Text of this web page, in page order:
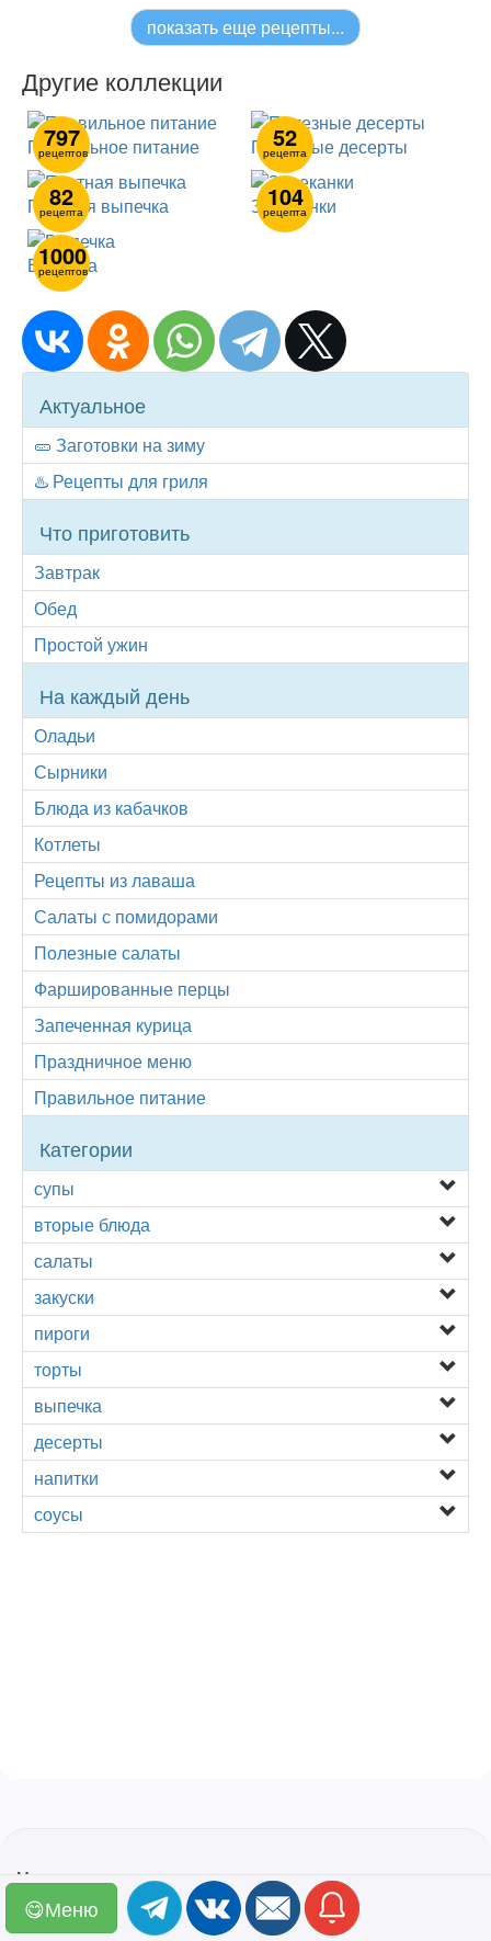
показать еще рецепты...
Другие коллекции
797
рецептов
Правильное питание 52
рецепта
Полезные десерты
82
рецепта
Постная выпечка 104
рецепта
Запеканки
1000
рецептов
Выпечка
navigator
Актуальное
🥒 Заготовки на зиму
♨️ Рецепты для гриля
Что приготовить
Завтрак
Обед
Простой ужин
На каждый день
Оладьи
Сырники
Блюда из кабачков
Котлеты
Рецепты из лаваша
Салаты с помидорами
Полезные салаты
Фаршированные перцы
Запеченная курица
Праздничное меню
Правильное питание
Категории
супы
вторые блюда
салаты
закуски
пироги
торты
выпечка
десерты
напитки
соусы
😋Меню
Мы в соцсетях
vkontakte
telegram